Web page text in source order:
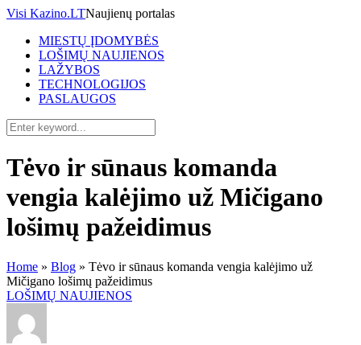
Visi Kazino.LTNaujienų portalas
MIESTŲ ĮDOMYBĖS
LOŠIMŲ NAUJIENOS
LAŽYBOS
TECHNOLOGIJOS
PASLAUGOS
Tėvo ir sūnaus komanda
vengia kalėjimo už Mičigano
lošimų pažeidimus
Home » Blog » Tėvo ir sūnaus komanda vengia kalėjimo už
Mičigano lošimų pažeidimus
LOŠIMŲ NAUJIENOS